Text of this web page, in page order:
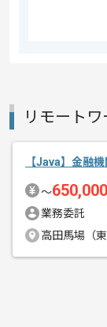
エージェントか
メント
リモート
【Java】金融
〜650,000
業務委託
高田馬場（東